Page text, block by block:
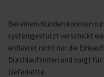
Bei einem Kunden konnten
systemgestützt verschickt
entlastet nicht nur die
Durchlaufzeiten und sorgt für
Lieferkette.